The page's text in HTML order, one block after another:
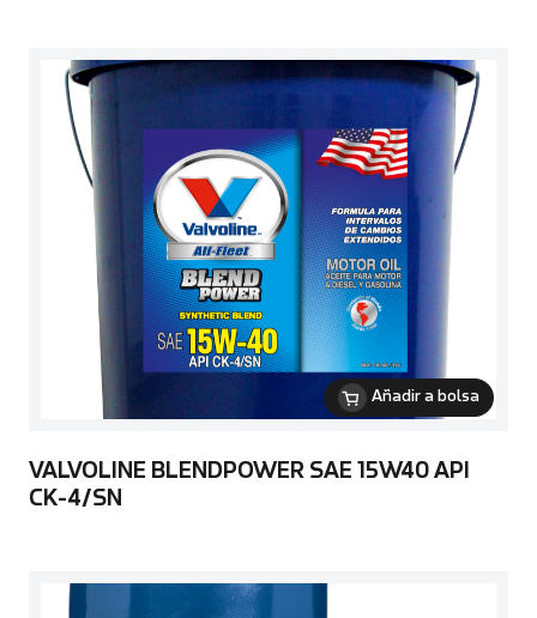
Añadir a bolsa
VALVOLINE BLENDPOWER SAE 15W40 API
CK-4/SN